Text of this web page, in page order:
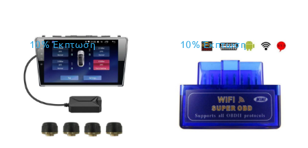
10% Έκπτωση 10% Έκπτωση